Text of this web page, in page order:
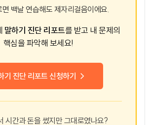
백날 연습해도 제자리걸음이에요.
말하기 진단 리포트를 받고 내 문제의
핵심을 파악해 보세요!
기 진단 리포트 신청하기 →
시간과 돈을 썼지만 그대로였나요?